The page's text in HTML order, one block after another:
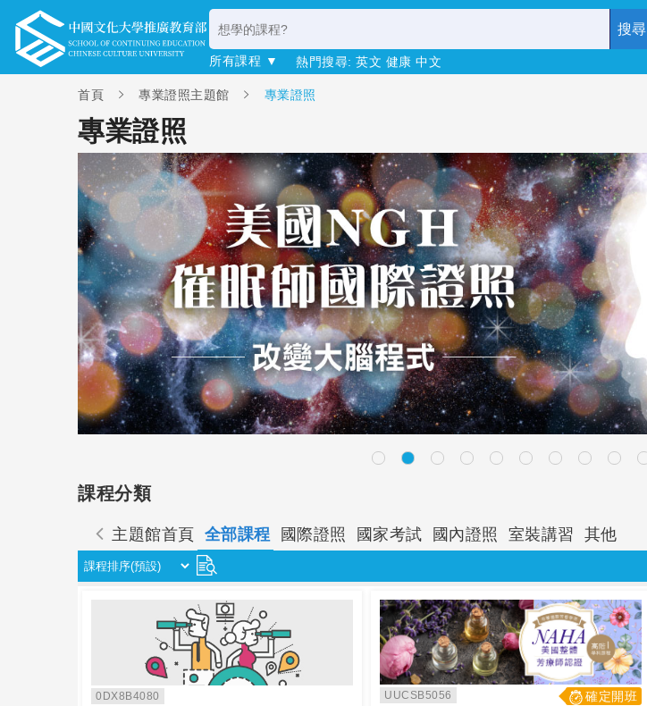
搜尋
所有課程 ▼ 熱門搜尋: 英文 健康 中文
首頁 專業證照主題館 專業證照
專業證照
課程分類
主題館首頁 全部課程 國際證照 國家考試 國內證照 室裝講習 其他
0DX8B4080 UUCSB5056 確定開班